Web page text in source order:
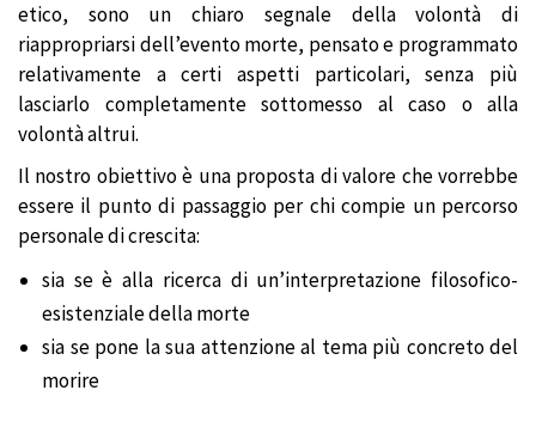
etico, sono un chiaro segnale della volontà di
riappropriarsi dell’evento morte, pensato e programmato
relativamente a certi aspetti particolari, senza più
lasciarlo completamente sottomesso al caso o alla
volontà altrui.
Il nostro obiettivo è una proposta di valore che vorrebbe
essere il punto di passaggio per chi compie un percorso
personale di crescita:
sia se è alla ricerca di un’interpretazione filosofico-
esistenziale della morte
sia se pone la sua attenzione al tema più concreto del
morire